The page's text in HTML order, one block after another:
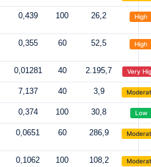
0,439 100 26,2 High
0,355 60 52,5 High
0,01281 40 2.195,7 Very
7,137 40 3,9
0,374 100 30,8 Low
0,0651 60 286,9
0,1062 100 108,2